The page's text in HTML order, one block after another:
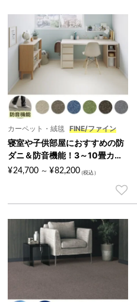
カーペット・絨毯 FINE/ファイン
寝室や子供部屋におすすめの防
ダニ＆防音機能！3～10畳カー
ペット『FINE/ファイン』
¥24,700 ～ ¥82,200